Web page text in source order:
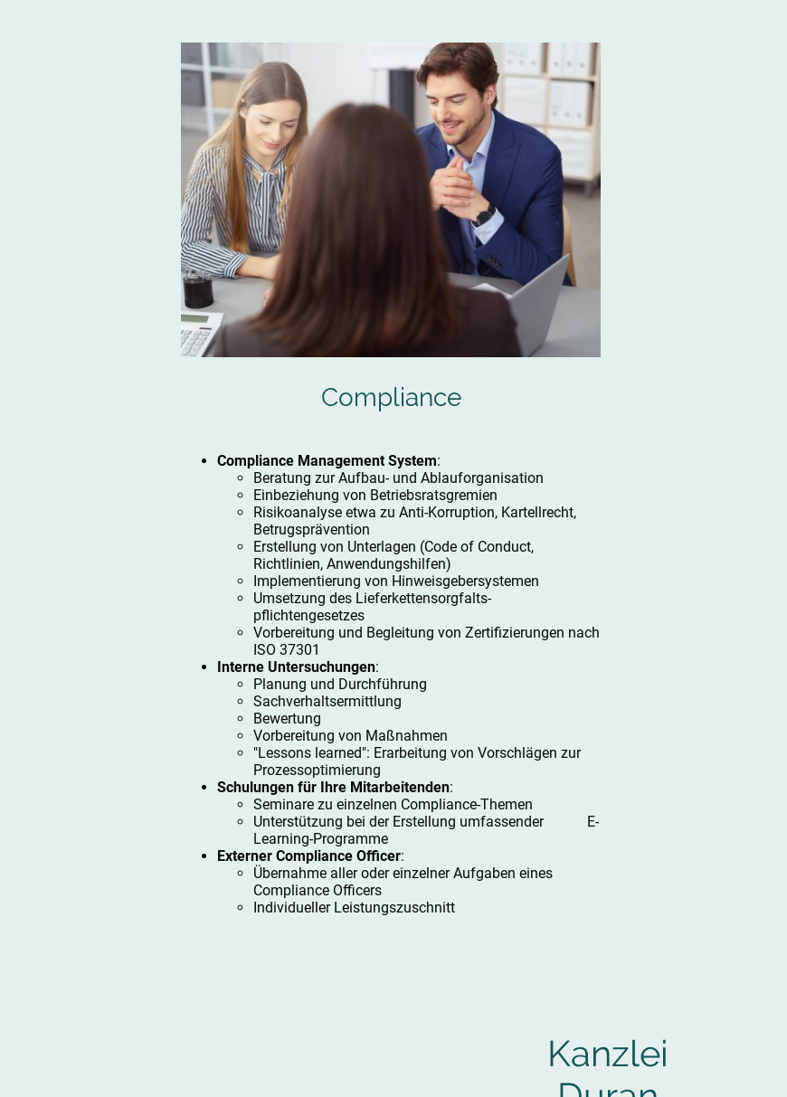
Compliance
Compliance Management System:
Beratung zur Aufbau- und Ablauforganisation
Einbeziehung von Betriebsratsgremien
Risikoanalyse etwa zu Anti-Korruption, Kartellrecht,
Betrugsprävention
Erstellung von Unterlagen (Code of Conduct,
Richtlinien, Anwendungshilfen)
Implementierung von Hinweisgebersystemen
Umsetzung des Lieferkettensorgfalts-
pflichtengesetzes
Vorbereitung und Begleitung von Zertifizierungen nach
ISO 37301
Interne Untersuchungen:
Planung und Durchführung
Sachverhaltsermittlung
Bewertung
Vorbereitung von Maßnahmen
"Lessons learned": Erarbeitung von Vorschlägen zur
Prozessoptimierung
Schulungen für Ihre Mitarbeitenden:
Seminare zu einzelnen Compliance-Themen
Unterstützung bei der Erstellung umfassender E-
Learning-Programme
Externer Compliance Officer:
Übernahme aller oder einzelner Aufgaben eines
Compliance Officers
Individueller Leistungszuschnitt
Kanzlei